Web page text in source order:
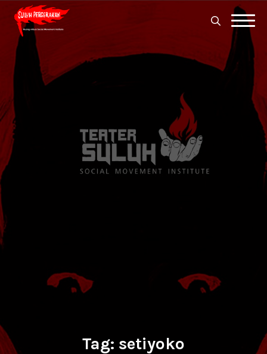
Search
for:
Tag: setiyoko